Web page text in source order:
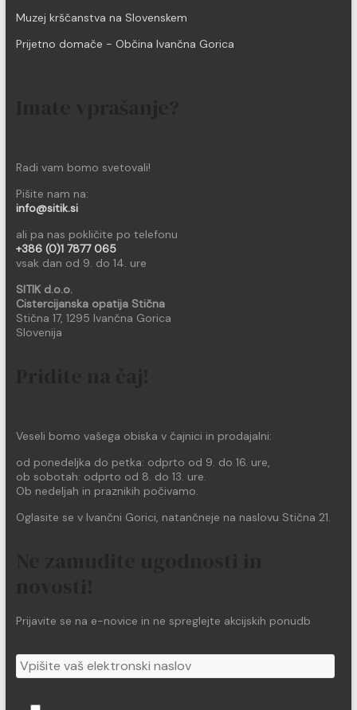
Muzej krščanstva na Slovenskem
Prijetno domače - Občina Ivančna Gorica
Radi vam bomo svetovali!
Pišite nam na:
info@sitik.si
ali pa nas pokličite po telefonu
+386 (0)1 7877 065
vsak dan od 9. do 14. ure
SITIK d.o.o.
Cistercijanska opatija Stična
Stična 17, 1295 Ivančna Gorica
Slovenija
Veseli bomo vašega obiska v čajnici in prodajalni:
od ponedeljka do petka: odprto od 9. do 16. ure,
ob sobotah: odprto od 8. do 13. ure.
Ob nedeljah in praznikih počivamo.
Oglasite se v Ivančni Gorici, natančneje na naslovu Stična 21.
Prijavite se na e-novice in ne spreglejte akcijskih ponudb